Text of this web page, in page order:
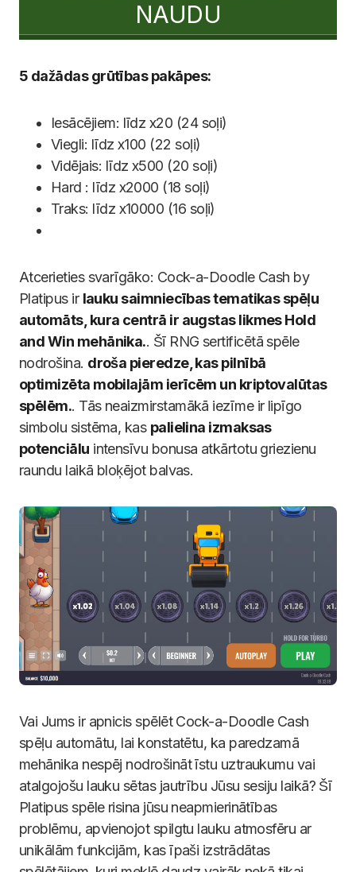
NAUDU
5 dažādas grūtības pakāpes:
Iesācējiem: līdz x20 (24 soļi)
Viegli: līdz x100 (22 soļi)
Vidējais: līdz x500 (20 soļi)
Hard : līdz x2000 (18 soļi)
Traks: līdz x10000 (16 soļi)
Atcerieties svarīgāko: Cock-a-Doodle Cash by
Platipus ir lauku saimniecības tematikas spēļu
automāts, kura centrā ir augstas likmes Hold
and Win mehānika.. Šī RNG sertificētā spēle
nodrošina. droša pieredze, kas pilnībā
optimizēta mobilajām ierīcēm un kriptovalūtas
spēlēm.. Tās neaizmirstamākā iezīme ir lipīgo
simbolu sistēma, kas palielina izmaksas
potenciālu intensīvu bonusa atkārtotu griezienu
raundu laikā bloķējot balvas.
Vai Jums ir apnicis spēlēt Cock-a-Doodle Cash
spēļu automātu, lai konstatētu, ka paredzamā
mehānika nespēj nodrošināt īstu uztraukumu vai
atalgojošu lauku sētas jautrību Jūsu sesiju laikā? Šī
Platipus spēle risina jūsu neapmierinātības
problēmu, apvienojot spilgtu lauku atmosfēru ar
unikālām funkcijām, kas īpaši izstrādātas